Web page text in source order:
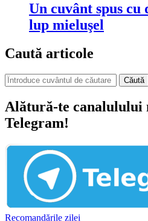
Un cuvânt spus cu
lup mieluşel
Caută articole
Căută
Alătură-te canalulului
Telegram!
Recomandările zilei